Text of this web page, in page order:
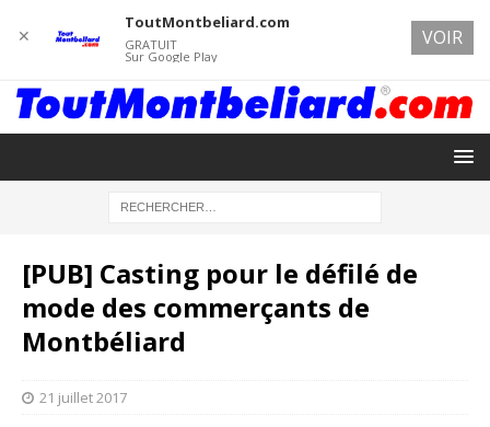
[PUB] Casting pour le défilé de
mode des commerçants de
Montbéliard
21 juillet 2017
✕
ToutMontbeliard.com
GRATUIT
Sur Google Play
VOIR